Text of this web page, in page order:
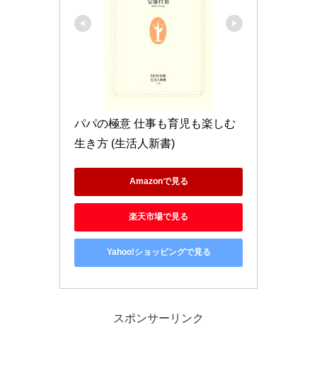
パパの極意 仕事も育児も楽しむ
生き方 (生活人新書)
Amazonで見る
楽天市場で見る
Yahoo!ショッピングで見る
スポンサーリンク